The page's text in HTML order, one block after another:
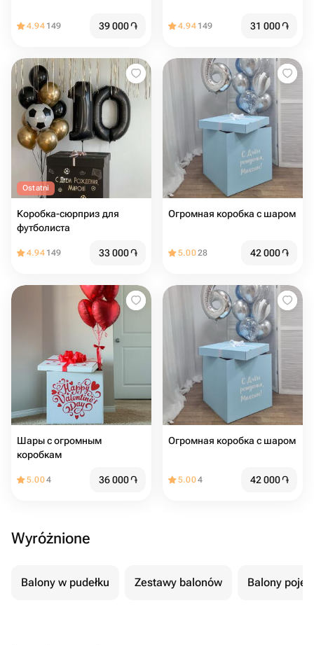
4.94 149 39 000֏ 4.94 149 31 000֏
Ostatni
Коробка-сюрприз для
футболиста
4.94 149 33 000֏
Огромная коробка с шаром
5.0028 42 000֏
Шары с огромным
коробкам
5.004 36 000֏
Огромная коробка с шаром
5.004 42 000֏
Wyróżnione
Balony w pudełku Zestawy balonów Balony